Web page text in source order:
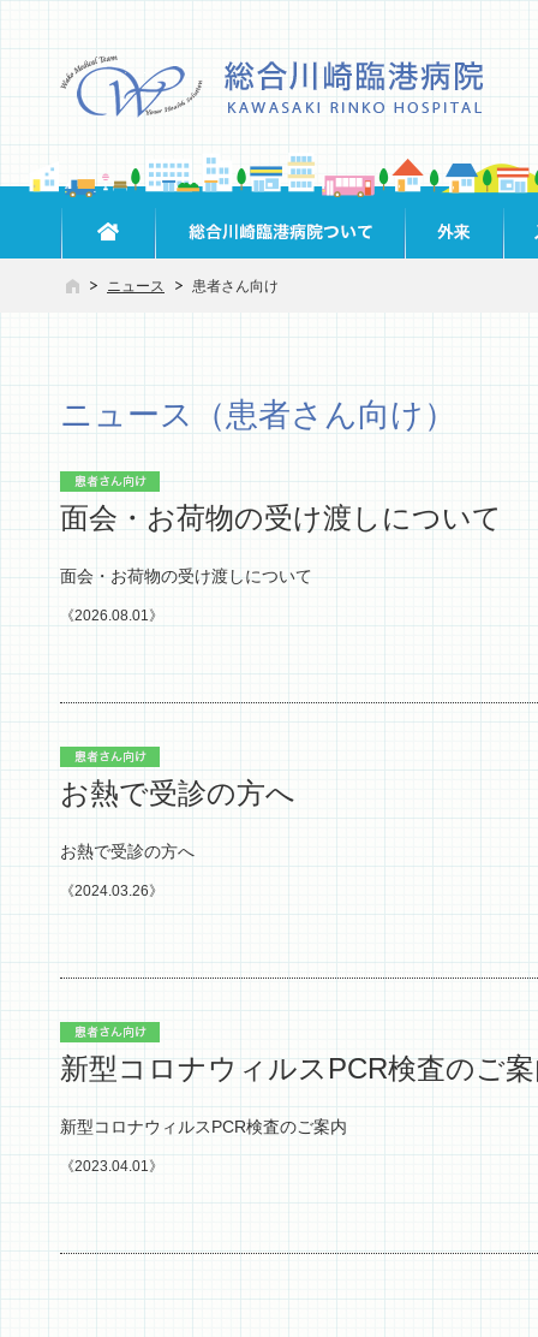
ニュース 患者さん向け
ニュース（患者さん向け）
面会・お荷物の受け渡しについて
面会・お荷物の受け渡しについて
《2026.08.01》
お熱で受診の方へ
お熱で受診の方へ
《2024.03.26》
新型コロナウィルスPCR検査のご
新型コロナウィルスPCR検査のご案内
《2023.04.01》